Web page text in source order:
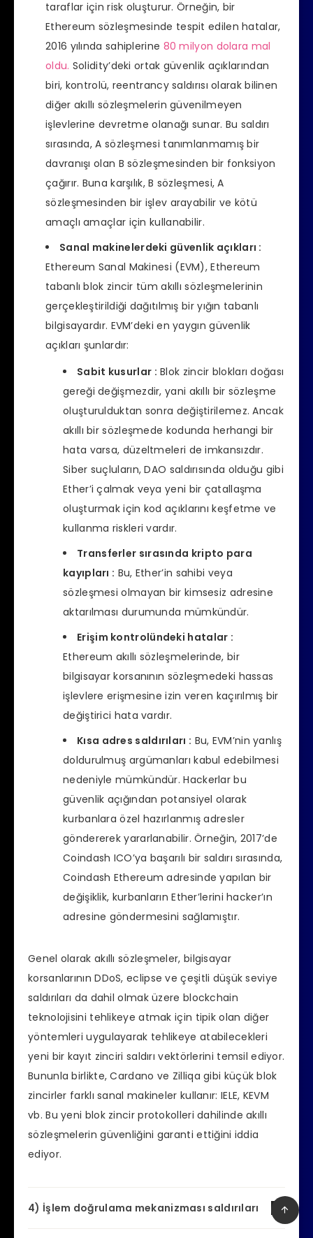
taraflar için risk oluşturur. Örneğin, bir
Ethereum sözleşmesinde tespit edilen hatalar,
2016 yılında sahiplerine 80 milyon dolara mal
oldu. Solidity’deki ortak güvenlik açıklarından
biri, kontrolü, reentrancy saldırısı olarak bilinen
diğer akıllı sözleşmelerin güvenilmeyen
işlevlerine devretme olanağı sunar. Bu saldırı
sırasında, A sözleşmesi tanımlanmamış bir
davranışı olan B sözleşmesinden bir fonksiyon
çağırır. Buna karşılık, B sözleşmesi, A
sözleşmesinden bir işlev arayabilir ve kötü
amaçlı amaçlar için kullanabilir.
Sanal makinelerdeki güvenlik açıkları :
Ethereum Sanal Makinesi (EVM), Ethereum
tabanlı blok zincir tüm akıllı sözleşmelerinin
gerçekleştirildiği dağıtılmış bir yığın tabanlı
bilgisayardır. EVM’deki en yaygın güvenlik
açıkları şunlardır:
Sabit kusurlar : Blok zincir blokları doğası
gereği değişmezdir, yani akıllı bir sözleşme
oluşturulduktan sonra değiştirilemez. Ancak
akıllı bir sözleşmede kodunda herhangi bir
hata varsa, düzeltmeleri de imkansızdır.
Siber suçluların, DAO saldırısında olduğu gibi
Ether’i çalmak veya yeni bir çatallaşma
oluşturmak için kod açıklarını keşfetme ve
kullanma riskleri vardır.
Transferler sırasında kripto para
kayıpları : Bu, Ether’in sahibi veya
sözleşmesi olmayan bir kimsesiz adresine
aktarılması durumunda mümkündür.
Erişim kontrolündeki hatalar :
Ethereum akıllı sözleşmelerinde, bir
bilgisayar korsanının sözleşmedeki hassas
işlevlere erişmesine izin veren kaçırılmış bir
değiştirici hata vardır.
Kısa adres saldırıları : Bu, EVM’nin yanlış
doldurulmuş argümanları kabul edebilmesi
nedeniyle mümkündür. Hackerlar bu
güvenlik açığından potansiyel olarak
kurbanlara özel hazırlanmış adresler
göndererek yararlanabilir. Örneğin, 2017’de
Coindash ICO’ya başarılı bir saldırı sırasında,
Coindash Ethereum adresinde yapılan bir
değişiklik, kurbanların Ether’lerini hacker’ın
adresine göndermesini sağlamıştır.
Genel olarak akıllı sözleşmeler, bilgisayar
korsanlarının DDoS, eclipse ve çeşitli düşük seviye
saldırıları da dahil olmak üzere blockchain
teknolojisini tehlikeye atmak için tipik olan diğer
yöntemleri uygulayarak tehlikeye atabilecekleri
yeni bir kayıt zinciri saldırı vektörlerini temsil ediyor.
Bununla birlikte, Cardano ve Zilliqa gibi küçük blok
zincirler farklı sanal makineler kullanır: IELE, KEVM
vb. Bu yeni blok zincir protokolleri dahilinde akıllı
sözleşmelerin güvenliğini garanti ettiğini iddia
ediyor.
4) İşlem doğrulama mekanizması saldırıları